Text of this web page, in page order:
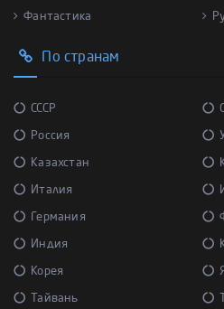
Фантастика
По странам
СССР
Россия
Казахстан
Италия
Германия
Индия
Корея
Тайвань